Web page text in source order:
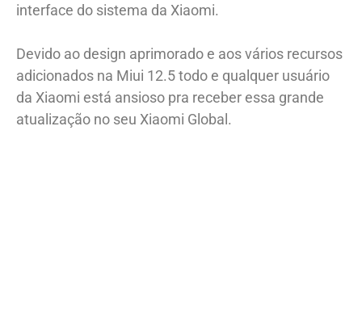
interface do sistema da Xiaomi.
Devido ao design aprimorado e aos vários recursos
adicionados na Miui 12.5 todo e qualquer usuário
da Xiaomi está ansioso pra receber essa grande
atualização no seu Xiaomi Global.